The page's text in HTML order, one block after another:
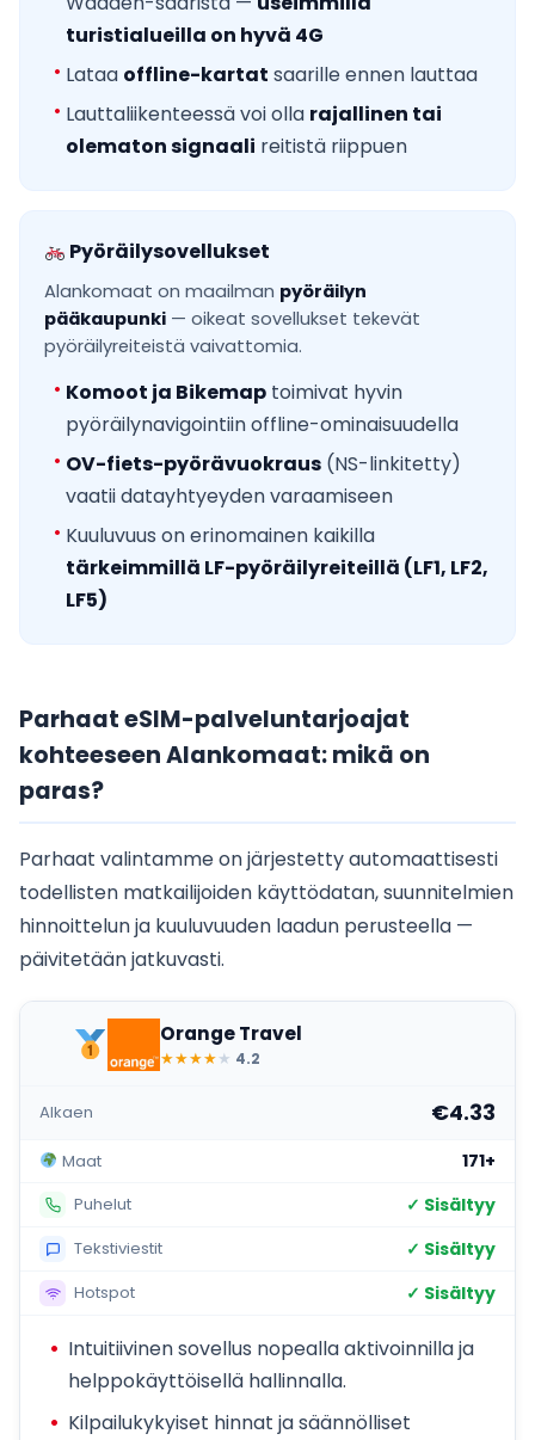
turistialueilla on hyvä 4G
Lataa offline-kartat saarille ennen lauttaa
Lauttaliikenteessä voi olla rajallinen tai
olematon signaali reitistä riippuen
Pyöräilysovellukset
Alankomaat on maailman pyöräilyn
pääkaupunki — oikeat sovellukset tekevät
pyöräilyreiteistä vaivattomia.
Komoot ja Bikemap toimivat hyvin
pyöräilynavigointiin offline-ominaisuudella
OV-fiets-pyörävuokraus (NS-linkitetty)
vaatii datayhtyeyden varaamiseen
Kuuluvuus on erinomainen kaikilla
tärkeimmillä LF-pyöräilyreiteillä (LF1, LF2,
LF5)
Parhaat eSIM-palveluntarjoajat
kohteeseen Alankomaat: mikä on
paras?
Parhaat valintamme on järjestetty automaattisesti
todellisten matkailijoiden käyttödatan, suunnitelmien
hinnoittelun ja kuuluvuuden laadun perusteella —
päivitetään jatkuvasti.
Orange Travel
★★★★★ 4.2
Alkaen €4.33
Maat 171+
Puhelut ✓ Sisältyy
Tekstiviestit ✓ Sisältyy
Hotspot ✓ Sisältyy
Intuitiivinen sovellus nopealla aktivoinnilla ja
helppokäyttöisellä hallinnalla.
Kilpailukykyiset hinnat ja säännölliset